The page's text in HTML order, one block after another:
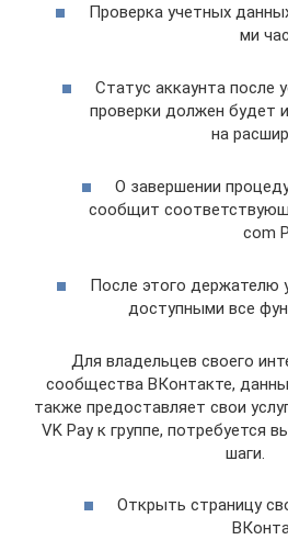
Проверка учетных
ми
Статус аккаунта после
проверки должен будет
на
О завершении
сообщит
com
После этого держателю
доступными все
Для владельцев своего
сообщества ВКонтакте,
также предоставляет свои
VK Pay к группе, потребуется
шаги.
Открыть страницу